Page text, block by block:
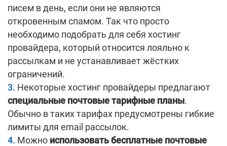
писем в день, если они не являются
откровенным спамом. Так что просто
необходимо подобрать для себя хостинг
провайдера, который относится лояльно к
рассылкам и не устанавливает жёстких
ограничений.
Некоторые хостинг провайдеры предлагают
специальные почтовые тарифные планы.
Обычно в таких тарифах предусмотрены гибкие
лимиты для email рассылок.
Можно использовать бесплатные почтовые